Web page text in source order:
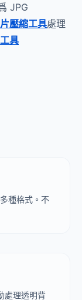
JPG
壓縮工具處理
具
種格式。不
處理透明背